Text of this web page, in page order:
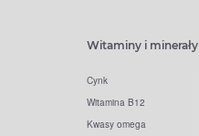
Witaminy i minerały
Cynk
Witamina B12
Kwasy omega